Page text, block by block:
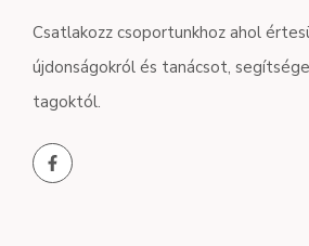
Csatlakozz csoportunkhoz ahol
újdonságokról és tanácsot,
tagoktól.